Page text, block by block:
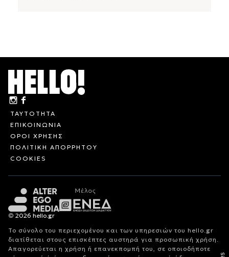
ΤΑΥΤΟΤΗΤΑ
ΕΠΙΚΟΙΝΩΝΙΑ
ΟΡΟΙ ΧΡΗΣΗΣ
ΠΟΛΙΤΙΚΗ ΑΠΟΡΡΗΤΟΥ
COOKIES
© 2026 hello.gr
Το σύνολο του περιεχομένου και των υπηρεσιών του hello.gr
διατίθεται στους επισκέπτες αυστηρά για προσωπική χρήση.
Απαγορεύεται η χρήση ή επανεκπομπή του, σε οποιοδήποτε